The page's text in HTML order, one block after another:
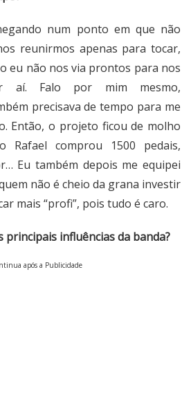
num ponto em que não
reunirmos apenas para tocar,
eu não nos via prontos para nos
aí. Falo por mim mesmo,
precisava de tempo para me
Então, o projeto ficou de molho
Rafael comprou 1500 pedais,
Eu também depois me equipei
não é cheio da grana investir
mais “profi”, pois tudo é caro.
principais influências da banda?
após a Publicidade